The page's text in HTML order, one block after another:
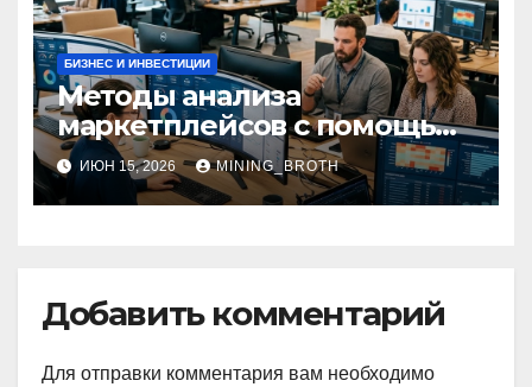
БИЗНЕС И ИНВЕСТИЦИИ
Методы анализа
маркетплейсов с помощью
онлайн‑сервисов
ИЮН 15, 2026 MINING_BROTH
Добавить комментарий
Для отправки комментария вам необходимо